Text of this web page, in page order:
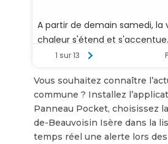
Vous souhaitez connaître
commune ? Installez
Panneau Pocket, choisissez
de-Beauvoisin Isère dans la
temps réel une alerte lors